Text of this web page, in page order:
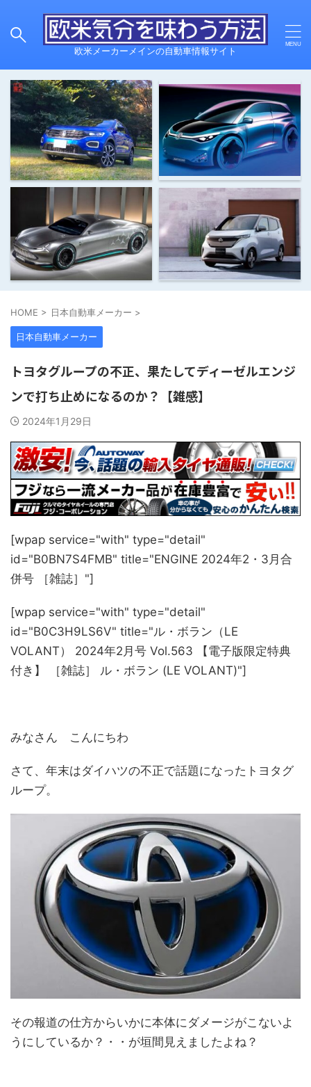
欧米メーカーメインの自動車情報サイト
HOME > 日本自動車メーカー >
日本自動車メーカー
トヨタグループの不正、果たしてディーゼルエンジ
ンで打ち止めになるのか？【雑感】
2024年1月29日
[wpap service="with" type="detail"
id="B0BN7S4FMB" title="ENGINE 2024年2・3月合
併号 ［雑誌］"]
[wpap service="with" type="detail"
id="B0C3H9LS6V" title="ル・ボラン（LE
VOLANT） 2024年2月号 Vol.563 【電子版限定特典
付き】 ［雑誌］ ル・ボラン (LE VOLANT)"]
みなさん こんにちわ
さて、年末はダイハツの不正で話題になったトヨタグ
ループ。
その報道の仕方からいかに本体にダメージがこないよ
うにしているか？・・が垣間見えましたよね？